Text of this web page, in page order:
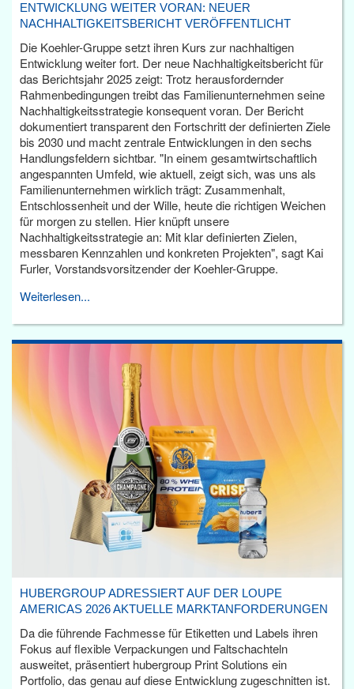
ENTWICKLUNG WEITER VORAN: NEUER
NACHHALTIGKEITSBERICHT VERÖFFENTLICHT
Die Koehler-Gruppe setzt ihren Kurs zur nachhaltigen
Entwicklung weiter fort. Der neue Nachhaltigkeitsbericht für
das Berichtsjahr 2025 zeigt: Trotz herausfordernder
Rahmenbedingungen treibt das Familienunternehmen seine
Nachhaltigkeitsstrategie konsequent voran. Der Bericht
dokumentiert transparent den Fortschritt der definierten Ziele
bis 2030 und macht zentrale Entwicklungen in den sechs
Handlungsfeldern sichtbar. "In einem gesamtwirtschaftlich
angespannten Umfeld, wie aktuell, zeigt sich, was uns als
Familienunternehmen wirklich trägt: Zusammenhalt,
Entschlossenheit und der Wille, heute die richtigen Weichen
für morgen zu stellen. Hier knüpft unsere
Nachhaltigkeitsstrategie an: Mit klar definierten Zielen,
messbaren Kennzahlen und konkreten Projekten", sagt Kai
Furler, Vorstandsvorsitzender der Koehler-Gruppe.
Weiterlesen...
HUBERGROUP ADRESSIERT AUF DER LOUPE
AMERICAS 2026 AKTUELLE MARKTANFORDERUNGEN
Da die führende Fachmesse für Etiketten und Labels ihren
Fokus auf flexible Verpackungen und Faltschachteln
ausweitet, präsentiert hubergroup Print Solutions ein
Portfolio, das genau auf diese Entwicklung zugeschnitten ist.